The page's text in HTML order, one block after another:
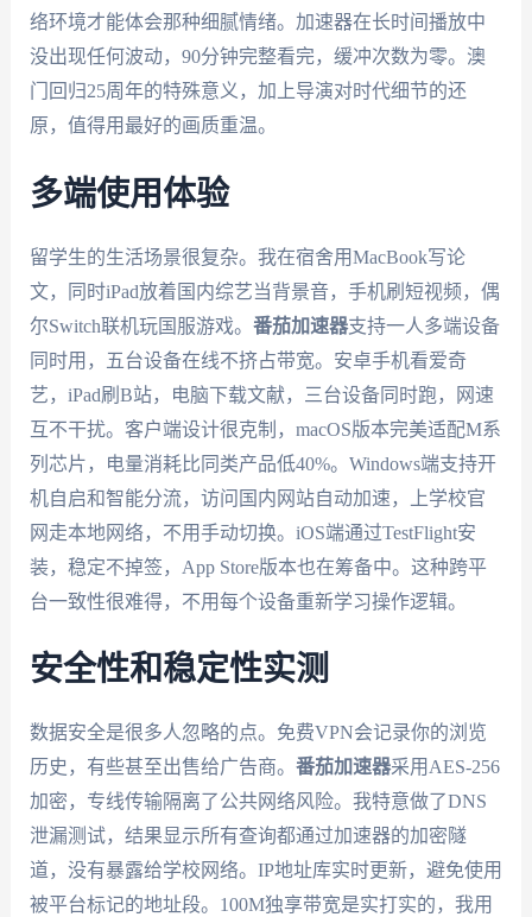
络环境才能体会那种细腻情绪。加速器在长时间播放中
没出现任何波动，90分钟完整看完，缓冲次数为零。澳
门回归25周年的特殊意义，加上导演对时代细节的还
原，值得用最好的画质重温。
多端使用体验
留学生的生活场景很复杂。我在宿舍用MacBook写论
文，同时iPad放着国内综艺当背景音，手机刷短视频，偶
尔Switch联机玩国服游戏。 番茄加速器支持一人多端设备
同时用，五台设备在线不挤占带宽。安卓手机看爱奇
艺，iPad刷B站，电脑下载文献，三台设备同时跑，网速
互不干扰。客户端设计很克制，macOS版本完美适配M系
列芯片，电量消耗比同类产品低40%。Windows端支持开
机自启和智能分流，访问国内网站自动加速，上学校官
网走本地网络，不用手动切换。iOS端通过TestFlight安
装，稳定不掉签，App Store版本也在筹备中。这种跨平
台一致性很难得，不用每个设备重新学习操作逻辑。
安全性和稳定性实测
数据安全是很多人忽略的点。免费VPN会记录你的浏览
历史，有些甚至出售给广告商。 番茄加速器采用AES-256
加密，专线传输隔离了公共网络风险。我特意做了DNS
泄漏测试，结果显示所有查询都通过加速器的加密隧
道，没有暴露给学校网络。IP地址库实时更新，避免使用
被平台标记的地址段。100M独享带宽是实打实的，我用